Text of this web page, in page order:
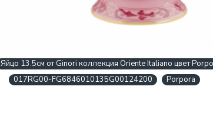
Яйцо 13.5см от Ginori коллекция Oriente Italiano цвет
017RG00-FG6846010135G00124200
Porpora